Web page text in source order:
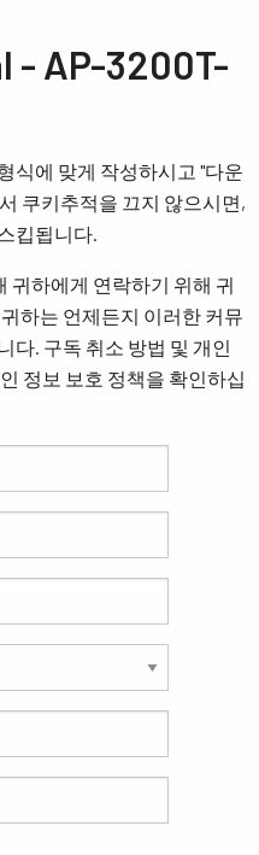
- AP-3200T-
식에 맞게 작성하시고 "다운
쿠키추적을 끄지 않으시면,
킵됩니다.
귀하에게 연락하기 위해 귀
하는 언제든지 이러한 커뮤
다. 구독 취소 방법 및 개인
정보 보호 정책을 확인하십